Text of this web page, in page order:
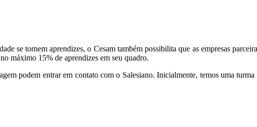
se tornem aprendizes, o Cesam também possibilita que as empresas
máximo 15% de aprendizes em seu quadro.
podem entrar em contato com o Salesiano. Inicialmente, temos uma